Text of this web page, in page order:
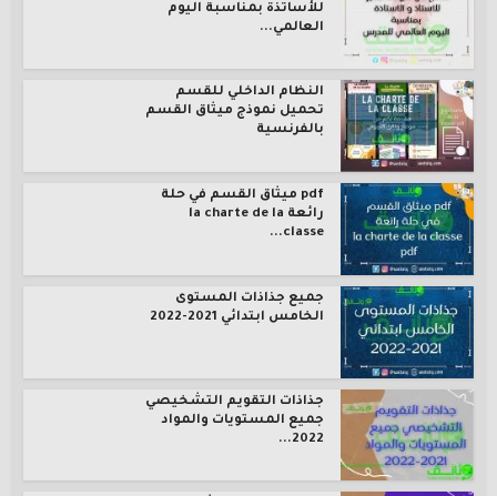
للأساتذة بمناسبة اليوم
العالمي...
النظام الداخلي للقسم
تحميل نموذج ميثاق القسم
بالفرنسية
pdf ميثاق القسم في حلة
رائعة la charte de la
classe...
جميع جذاذات المستوى
الخامس ابتدائي 2021-2022
جذاذات التقويم التشخيصي
جميع المستويات والمواد
2022...